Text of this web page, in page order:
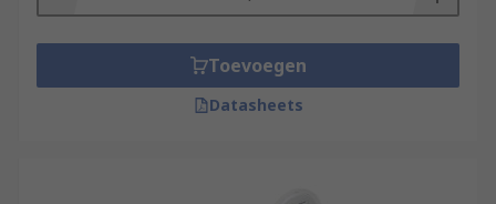
Toevoegen
Datasheets